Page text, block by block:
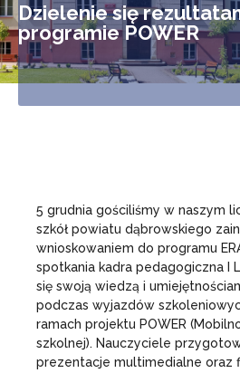
Dzielenie się
programie POWER
5 grudnia gościliśmy w naszym
szkół powiatu dąbrowskiego
wnioskowaniem do programu
spotkania kadra pedagogiczna I
się swoją wiedzą i
podczas wyjazdów
ramach projektu POWER
szkolnej). Nauczyciele
prezentacje multimedialne oraz